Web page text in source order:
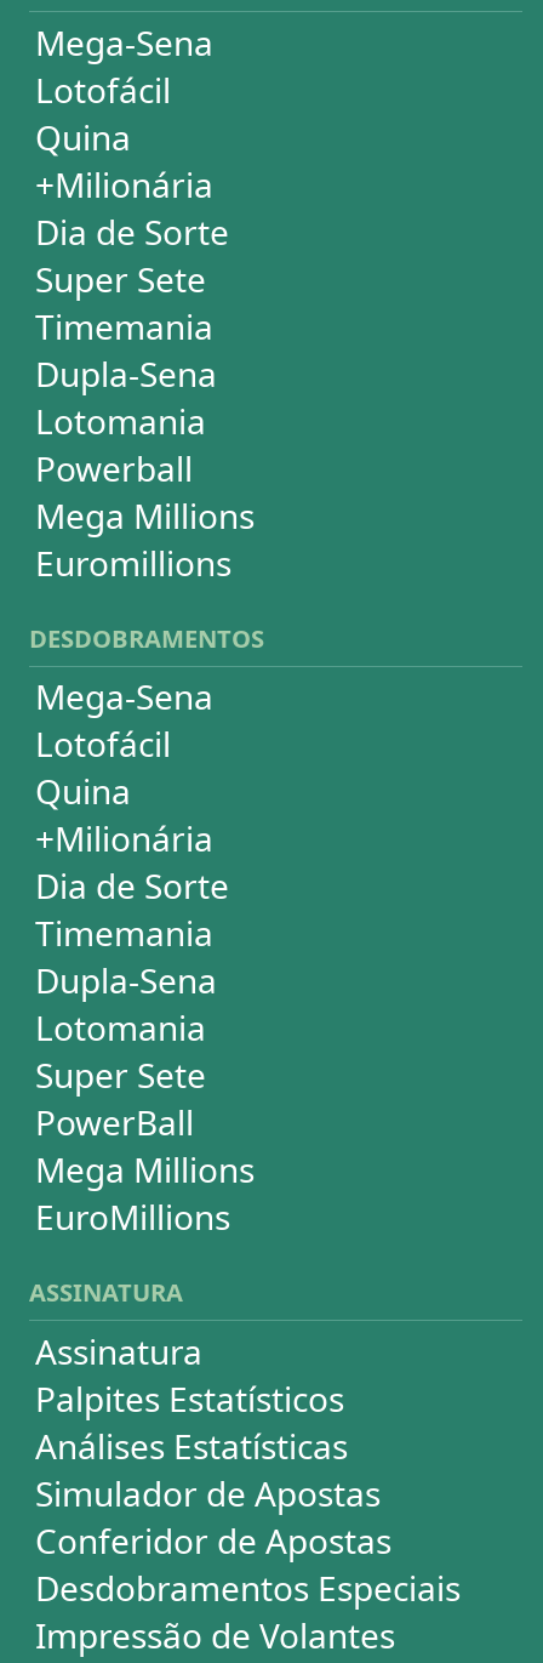
Desdobramentos Especiais
Impressão de Volantes
SUPORTE
Idioma
Dúvidas
Termos de Uso
Privacidade
Fale conosco